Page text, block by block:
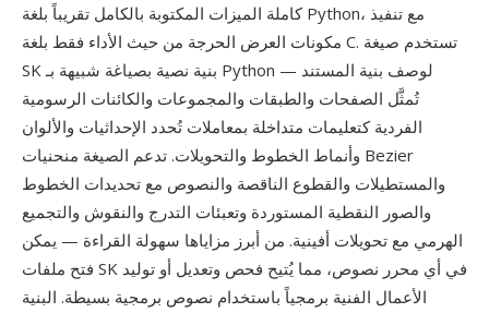
كاملة الميزات المكتوبة بالكامل تقريباً بلغة Python، مع تنفيذ
مكونات العرض الحرجة من حيث الأداء فقط بلغة C. تستخدم صيغة
SK بنية نصية بصياغة شبيهة بـ Python لوصف بنية المستند —
تُمثَّل الصفحات والطبقات والمجموعات والكائنات الرسومية
الفردية كتعليمات متداخلة بمعاملات تُحدد الإحداثيات والألوان
وأنماط الخطوط والتحويلات. تدعم الصيغة منحنيات Bezier
والمستطيلات والقطوع الناقصة والنصوص مع تحديدات الخطوط
والصور النقطية المستوردة وتعبئات التدرج والنقوش والتجميع
الهرمي مع تحويلات أفينية. من أبرز مزاياها سهولة القراءة — يمكن
فتح ملفات SK في أي محرر نصوص، مما يُتيح فحص وتعديل أو توليد
الأعمال الفنية برمجياً باستخدام نصوص برمجية بسيطة. البنية